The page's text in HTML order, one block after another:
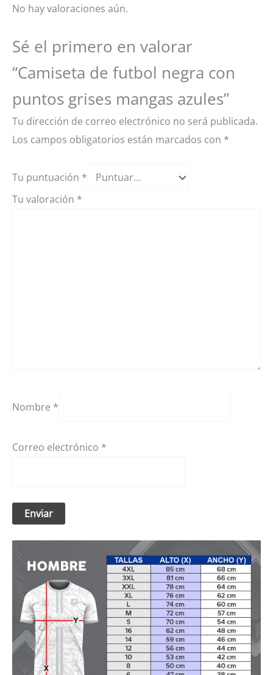
No hay valoraciones aún.
Sé el primero en valorar
“Camiseta de futbol negra con
puntos grises mangas azules”
Tu dirección de correo electrónico no será publicada.
Los campos obligatorios están marcados con *
Tu puntuación *
Tu valoración *
Nombre *
Correo electrónico *